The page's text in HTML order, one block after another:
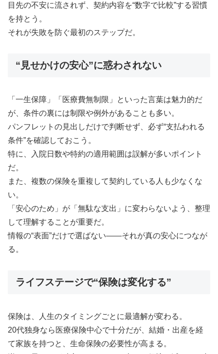
目先の不安に流されず、契約内容を“数字で比較”する習慣
を持とう。
それが失敗を防ぐ最初のステップだ。
“見せかけの安心”に惑わされない
「一生保障」「医療費無制限」といった言葉は魅力的だ
が、条件の裏には制限や例外があることも多い。
パンフレットの見出しだけで判断せず、必ず“支払われる
条件”を確認しておこう。
特に、入院日数や特約の適用範囲は誤解が多いポイント
だ。
また、複数の保険を重複して契約している人も少なくな
い。
「安心のため」が「無駄な支出」に変わらないよう、整理
して理解することが重要だ。
情報の“表面”だけで選ばない――それが真の安心につなが
る。
ライフステージで“保険は変化する”
保険は、人生のタイミングごとに最適解が変わる。
20代独身なら医療保険中心で十分だが、結婚・出産を経
て家族を持つと、生命保険の必要性が高まる。